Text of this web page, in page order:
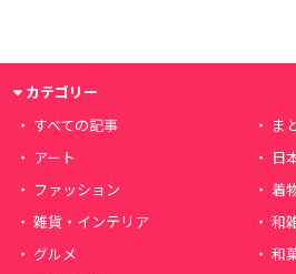
カテゴリー
すべての記事
ま
アート
日
ファッション
着
雑貨・インテリア
和
グルメ
和